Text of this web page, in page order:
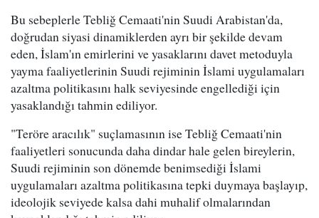
Bu sebeplerle Tebliğ Cemaati'nin Suudi Arabistan'da,
doğrudan siyasi dinamiklerden ayrı bir şekilde devam
eden, İslam'ın emirlerini ve yasaklarını davet metoduyla
yayma faaliyetlerinin Suudi rejiminin İslami uygulamaları
azaltma politikasını halk seviyesinde engellediği için
yasaklandığı tahmin ediliyor.
"Teröre aracılık" suçlamasının ise Tebliğ Cemaati'nin
faaliyetleri sonucunda daha dindar hale gelen bireylerin,
Suudi rejiminin son dönemde benimsediği İslami
uygulamaları azaltma politikasına tepki duymaya başlayıp,
ideolojik seviyede kalsa dahi muhalif olmalarından